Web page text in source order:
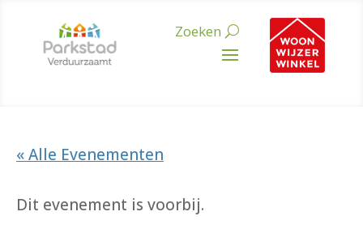
« Alle Evenementen
Dit evenement is voorbij.